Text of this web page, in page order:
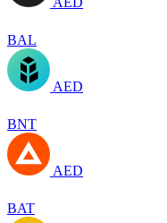
BAL
AED
BNT
AED
BAT